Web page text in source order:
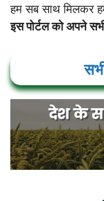
हम सब साथ मिलकर
इस पोर्टल को अपने